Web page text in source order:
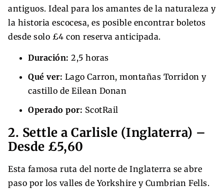
antiguos. Ideal para los amantes de la naturaleza y
la historia escocesa, es posible encontrar boletos
desde solo £4 con reserva anticipada.
Duración: 2,5 horas
Qué ver: Lago Carron, montañas Torridon y
castillo de Eilean Donan
Operado por: ScotRail
2. Settle a Carlisle (Inglaterra) –
Desde £5,60
Esta famosa ruta del norte de Inglaterra se abre
paso por los valles de Yorkshire y Cumbrian Fells.